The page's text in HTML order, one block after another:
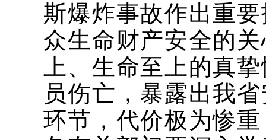
斯爆炸事故作出重
众生命财产安全的
上、生命至上的真
员伤亡， 暴露出我
环节， 代价极为惨